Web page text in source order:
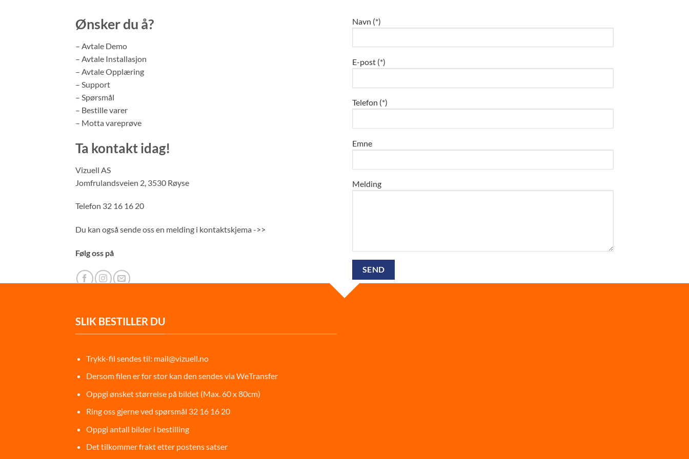
Ønsker du å?
– Avtale Demo
– Avtale Installasjon
– Avtale Opplæring
– Support
– Spørsmål
– Bestille varer
– Motta vareprøve
Ta kontakt idag!
Vizuell AS
Jomfrulandsveien 2, 3530 Røyse
Telefon 32 16 16 20
Du kan også sende oss en melding i kontaktskjema ->>
Følg oss på
Navn (*)
E-post (*)
Telefon (*)
Emne
Melding
SLIK BESTILLER DU
Trykk-fil sendes til: mail@vizuell.no
Dersom filen er for stor kan den sendes viaWeTransfer
Oppgi ønsket størrelse på bildet (Max. 60 x 80cm)
Ring oss gjerne ved spørsmål 32 16 16 20
Oppgi antall bilder i bestilling
Det tilkommer frakt etter postens satser